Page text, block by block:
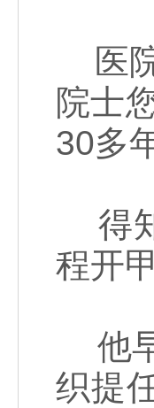
医院
院士
30多
得
程开
他
织提